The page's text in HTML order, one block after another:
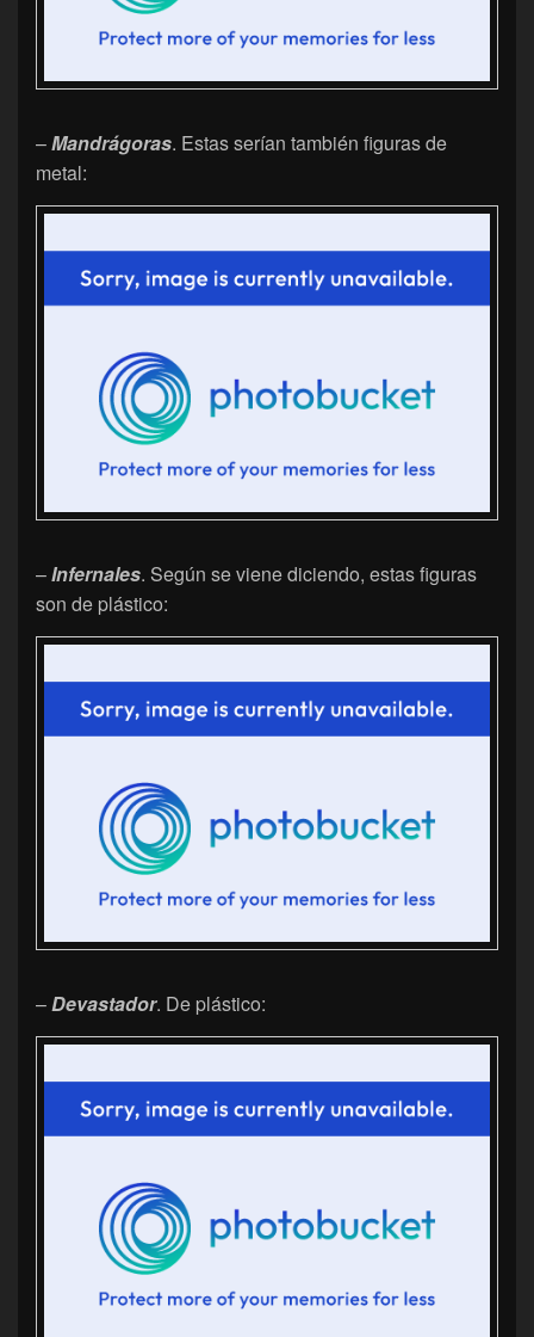
–Mandrágoras. Estas serían también figuras de
metal:
–Infernales. Según se viene diciendo, estas figuras
son de plástico:
–Devastador. De plástico: